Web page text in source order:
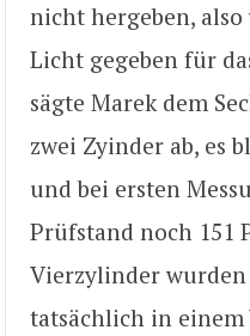
nicht hergeben, also
Licht gegeben für
sägte Marek dem
zwei Zyinder ab, es
und bei ersten
Prüfstand noch 151
Vierzylinder
tatsächlich in einem